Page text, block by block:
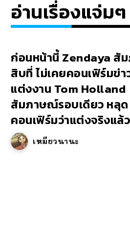
อ่านเรื่องแจ่ม
ก่อนหน้านี้ Zendaya สั
สิบที่ ไม่เคยคอนเฟิร์มข่า
แต่งงาน Tom Holland
สัมภาษณ์รอบเดียว หลุด
คอนเฟิร์มว่าแต่งจริงแล้
เหมียวนานะ